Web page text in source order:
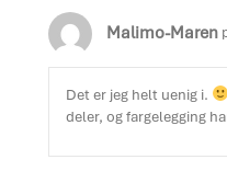
Malimo-Maren
Det er jeg helt uenig i.
deler, og fargelegging